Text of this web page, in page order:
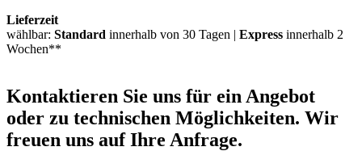
Lieferzeit
wählbar: Standard innerhalb von 30 Tagen | Express innerhalb 2
Wochen**
Kontaktieren Sie uns für ein Angebot
oder zu technischen Möglichkeiten. Wir
freuen uns auf Ihre Anfrage.